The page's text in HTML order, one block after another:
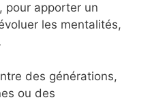
pour apporter un
les mentalités,
des générations,
ou des